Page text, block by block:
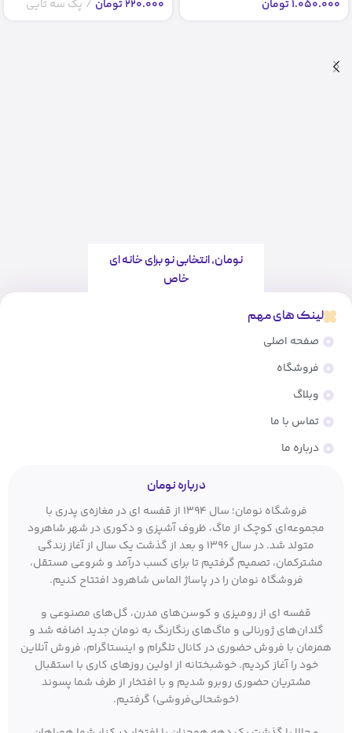
1.050.000تومان 220.000تومان پک سه تایی
نومان، انتخابی نو برای خانه ای
خاص
لینک های مهم
صفحه اصلی
فروشگاه
وبلاگ
تماس با ما
درباره ما
درباره نومان
فروشگاه نومان؛ سال ۱۳۹۴ از قفسه ای در مغازه‌ی پدری با
مجموعه‌ای کوچک از ماگ، ظروف آشپزی و دکوری در شهر شاهرود
متولد شد. در سال ۱۳۹۶ و بعد از گذشت یک سال از آغاز زندگی
مشترکمان، تصمیم گرفتیم تا برای کسب درآمد و شروعی مستقل،
فروشگاه نومان را در پاساژ الماس شاهرود افتتاح کنیم.
قفسه ای از رومیزی و کوسن‌های مدرن، گل‌های مصنوعی و
گلدان‌های ژورنالی و ماگ‌های رنگارنگ به نومان جدید اضافه شد و
همزمان با فروش حضوری در کانال تلگرام و اینستاگرام، فروش آنلاین
خود را آغاز کردیم. خوشبختانه از اولین روزهای کاری با استقبال
مشتریان حضوری روبرو شدیم و با افتخار از طرف شما پسوند
(خوشحالی‌فروشی) گرفتیم.